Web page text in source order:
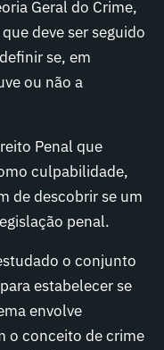
Geral do Crime,
deve ser seguido
se, em
ou não a
Penal que
culpabilidade,
de descobrir se um
penal.
o conjunto
estabelecer se
envolve
o conceito de crime